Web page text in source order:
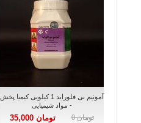
آمونیم بی فلوراید 1 کیلویی کیمیا پخش
- مواد شیمیایی
تومان 0 تومان 35,000